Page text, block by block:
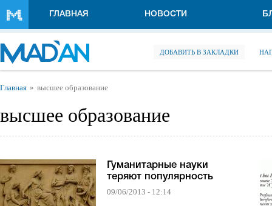
ГЛАВНАЯ НОВОСТИ
ДОБАВИТЬ В ЗАКЛАДКИ
Вы здесь
Главная высшее образование
высшее образование
Гуманитарные науки
теряют популярность
09/06/2013 - 12:14